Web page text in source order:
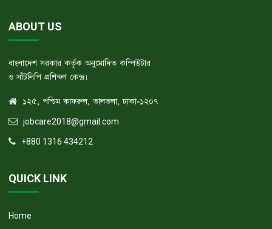
ABOUT US
বাংলাদেশ সরকার কর্তৃক অনুমোদিত কম্পিউটার
ও সাঁটলিপি প্রশিক্ষণ কেন্দ্র।
১২৫, পশ্চিম কাফরুল, তালতলা, ঢাকা-১২০৭
jobcare2018@gmail.com
+880 1316 434212
QUICK LINK
Home